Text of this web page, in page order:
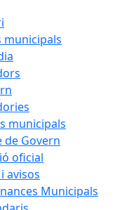
municipals
municipals
de Govern
oficial
avisos
Municipals